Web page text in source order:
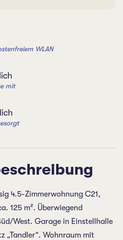
WLAN
mit
4.5-Zimmerwohnung C21,
125 m². Überwiegend
West. Garage in Einstellhalle
„Tandler“. Wohnraum mit